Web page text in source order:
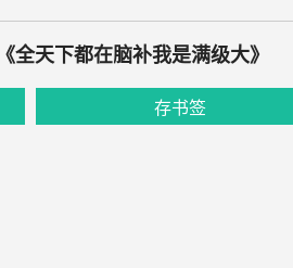
全天下都在脑补我是满级大》
存书签